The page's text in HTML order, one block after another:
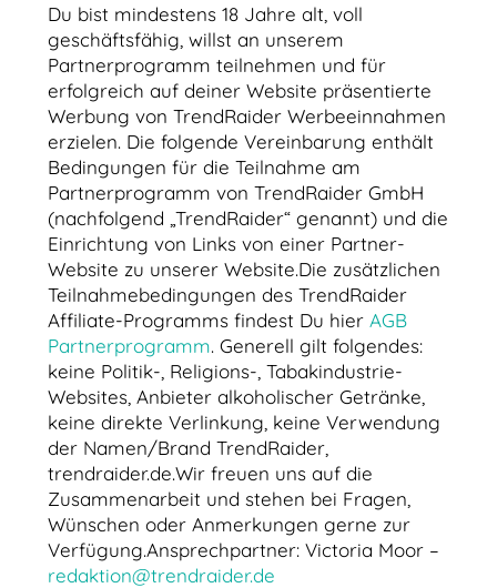
Du bist mindestens 18 Jahre alt, voll
geschäftsfähig, willst an unserem
Partnerprogramm teilnehmen und für
erfolgreich auf deiner Website präsentierte
Werbung von TrendRaider Werbeeinnahmen
erzielen. Die folgende Vereinbarung enthält
Bedingungen für die Teilnahme am
Partnerprogramm von TrendRaider GmbH
(nachfolgend „TrendRaider“ genannt) und die
Einrichtung von Links von einer Partner-
Website zu unserer Website.Die zusätzlichen
Teilnahmebedingungen des TrendRaider
Affiliate-Programms findest Du hier AGB
Partnerprogramm. Generell gilt folgendes:
keine Politik-, Religions-, Tabakindustrie-
Websites, Anbieter alkoholischer Getränke,
keine direkte Verlinkung, keine Verwendung
der Namen/Brand TrendRaider,
trendraider.de.Wir freuen uns auf die
Zusammenarbeit und stehen bei Fragen,
Wünschen oder Anmerkungen gerne zur
Verfügung.Ansprechpartner: Victoria Moor –
redaktion@trendraider.de